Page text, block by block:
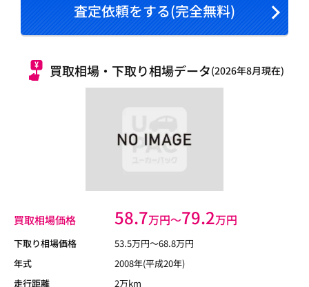
査定依頼をする(完全無料)
買取相場・下取り相場データ(2026年8月現在)
買取相場価格 58.7万円〜79.2万円
下取り相場価格 53.5万円〜68.8万円
年式
2008年(平成20年)
走行距離
2万km